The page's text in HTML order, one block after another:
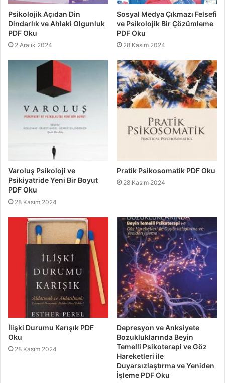
Psikolojik Açıdan Din
Dindarlık ve Ahlaki Olgunluk
PDF Oku
2 Aralık 2024
Sosyal Medya Çıkmazı Felsefi
ve Psikolojik Bir Çözümleme
PDF Oku
28 Kasım 2024
Varoluş Psikoloji ve
Psikiyatride Yeni Bir Boyut
PDF Oku
28 Kasım 2024
Pratik Psikosomatik PDF Oku
28 Kasım 2024
İlişki Durumu Karışık PDF
Oku
28 Kasım 2024
Depresyon ve Anksiyete
Bozukluklarında Beyin
Temelli Psikoterapi ve Göz
Hareketleri ile
Duyarsızlaştırma ve Yeniden
İşleme PDF Oku